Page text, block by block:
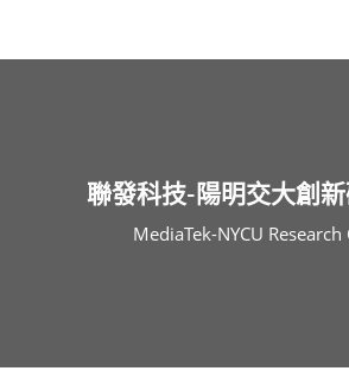
聯發科技-陽明交大創
MediaTek-NYCU Research